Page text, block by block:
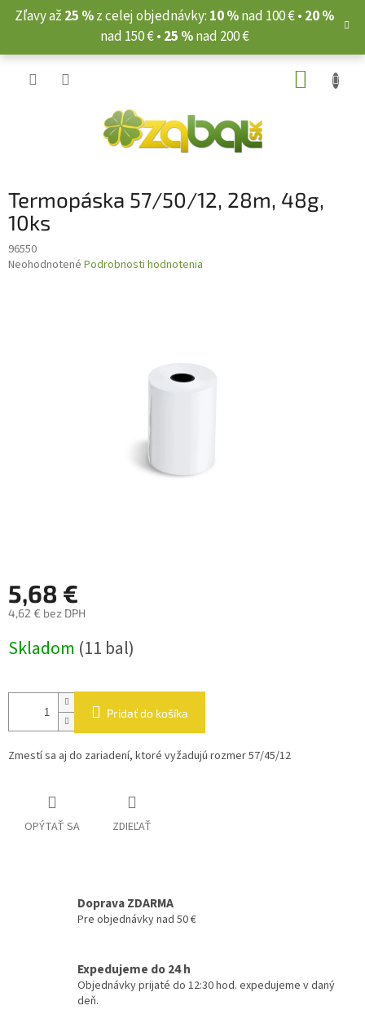
Prejsť
Zľavy až 25 %z celej objednávky: 10 %nad 100 € • 20 %
nad 150 € • 25 %nad 200 €
Termopáska 57/50/12, 28m, 48g,
10ks
96550
Priemerné
Neohodnotené Podrobnosti hodnotenia
5,68 €
4,62 € bez DPH
cena:
Skladom (11 bal)
Pridať do košíka
Zmestí sa aj do zariadení, ktoré vyžadujú rozmer 57/45/12
OPÝTAŤ SA ZDIEĽAŤ
Doprava ZDARMA
Pre objednávky nad 50 €
Expedujeme do 24 h
Objednávky prijaté do 12:30 hod. expedujeme v daný
deň.